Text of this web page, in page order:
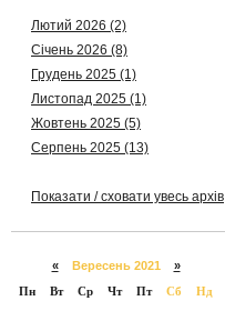
Лютий 2026 (2)
Січень 2026 (8)
Грудень 2025 (1)
Листопад 2025 (1)
Жовтень 2025 (5)
Серпень 2025 (13)
Показати / сховати увесь архів
«Вересень 2021 »
Пн
Вт Ср Чт Пт Сб Нд